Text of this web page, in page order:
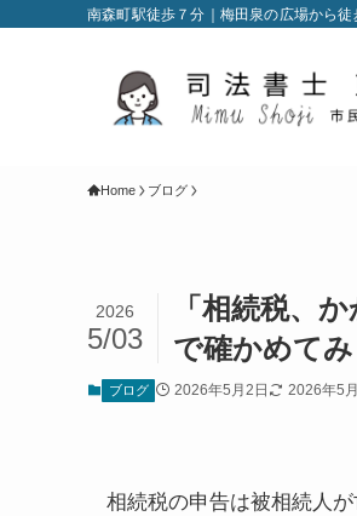
南森町駅徒歩７分｜梅田泉の広場から
Home ブログ
「相続税、
で確かめて
2026
5/03
ブログ 2026年5月2日 2026年5
相続税の申告は被相続人